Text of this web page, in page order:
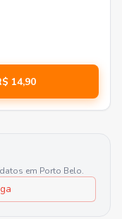
14,90
em Porto Belo.